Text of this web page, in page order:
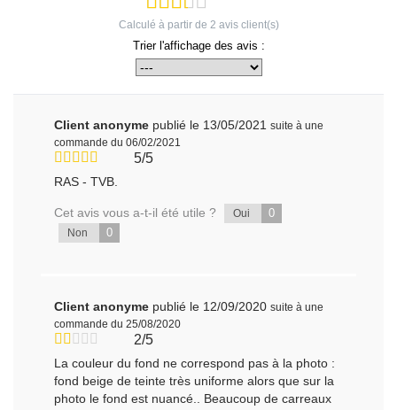
Calculé à partir de 2 avis client(s)
Trier l'affichage des avis :
Client anonyme publié le 13/05/2021 suite à une
commande du 06/02/2021
5/5
RAS - TVB.
Cet avis vous a-t-il été utile ? Oui 0
Non 0
Client anonyme publié le 12/09/2020 suite à une
commande du 25/08/2020
2/5
La couleur du fond ne correspond pas à la photo :
fond beige de teinte très uniforme alors que sur la
photo le fond est nuancé.. Beaucoup de carreaux